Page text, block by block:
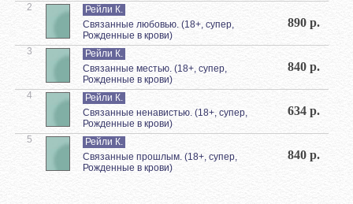
2
Рейли К.
Связанные любовью. (18+, супер,
Рожденные в крови)
890 р.
3
Рейли К.
Связанные местью. (18+, супер,
Рожденные в крови)
840 р.
4
Рейли К.
Связанные ненавистью. (18+, супер,
Рожденные в крови)
634 р.
5
Рейли К.
Связанные прошлым. (18+, супер,
Рожденные в крови)
840 р.